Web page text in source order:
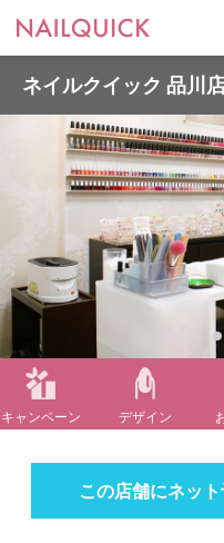
ネイルクイック 品川
キャンペーン デザイン
この店舗にネッ